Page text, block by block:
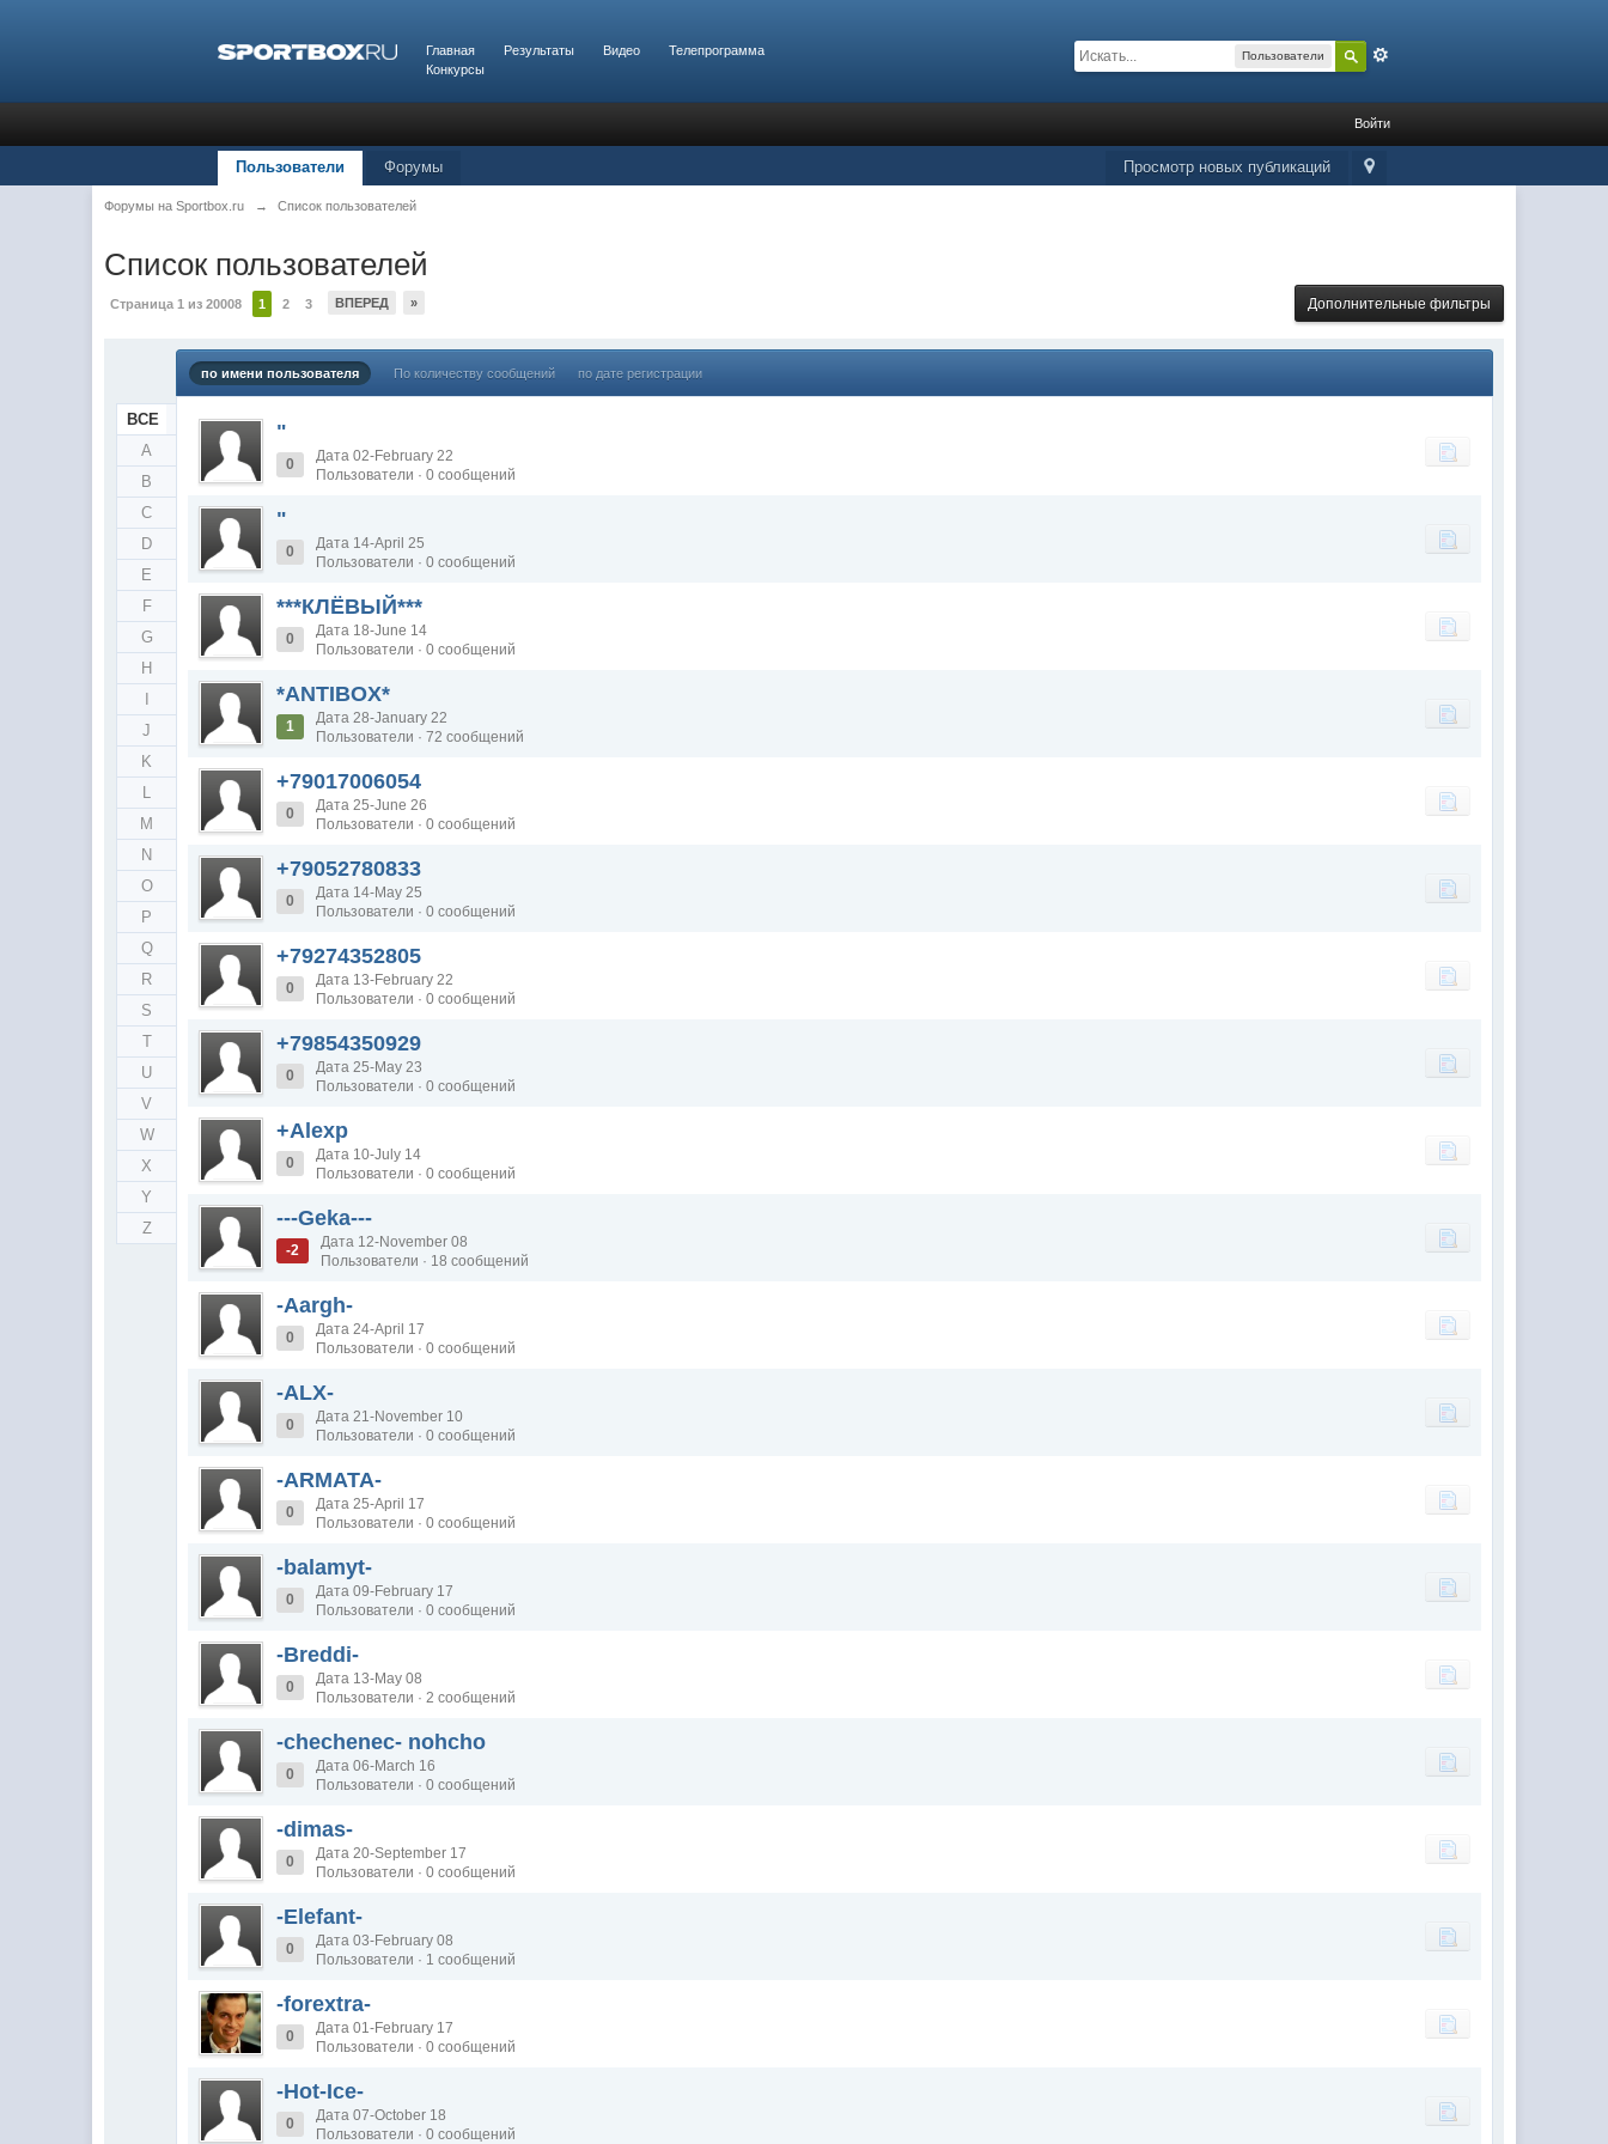
Главная Результаты Видео
Телепрограмма
Конкурсы
Пользователи
Войти
Просмотр новых публикаций
Пользователи Форумы
Форумы на Sportbox.ru → Список пользователей
Список пользователей
Страница 1 из 20008 1 2 3 ВПЕРЕД » Дополнительные фильтры
ВСЕ
A
B
C
D
E
F
G
H
J
K
L
M
N
O
P
Q
R
S
T
U
V
W
X
Y
Z
по имени пользователя По количеству сообщений по дате регистрации
"
0
Дата 02-February 22
Пользователи · 0 сообщений
"
0
Дата 14-April 25
Пользователи · 0 сообщений
***КЛЁВЫЙ***
0
Дата 18-June 14
Пользователи · 0 сообщений
*ANTIBOX*
1
Дата 28-January 22
Пользователи · 72 сообщений
+79017006054
0
Дата 25-June 26
Пользователи · 0 сообщений
+79052780833
0
Дата 14-May 25
Пользователи · 0 сообщений
+79274352805
0
Дата 13-February 22
Пользователи · 0 сообщений
+79854350929
0
Дата 25-May 23
Пользователи · 0 сообщений
+Alexp
0
Дата 10-July 14
Пользователи · 0 сообщений
---Geka---
-2
Дата 12-November 08
Пользователи · 18 сообщений
-Aargh-
0
Дата 24-April 17
Пользователи · 0 сообщений
-ALX-
0
Дата 21-November 10
Пользователи · 0 сообщений
-ARMATA-
0
Дата 25-April 17
Пользователи · 0 сообщений
-balamyt-
0
Дата 09-February 17
Пользователи · 0 сообщений
-Breddi-
0
Дата 13-May 08
Пользователи · 2 сообщений
-chechenec- nohcho
0
Дата 06-March 16
Пользователи · 0 сообщений
-dimas-
0
Дата 20-September 17
Пользователи · 0 сообщений
-Elefant-
0
Дата 03-February 08
Пользователи · 1 сообщений
-forextra-
0
Дата 01-February 17
Пользователи · 0 сообщений
-Hot-Ice-
0
Дата 07-October 18
Пользователи · 0 сообщений